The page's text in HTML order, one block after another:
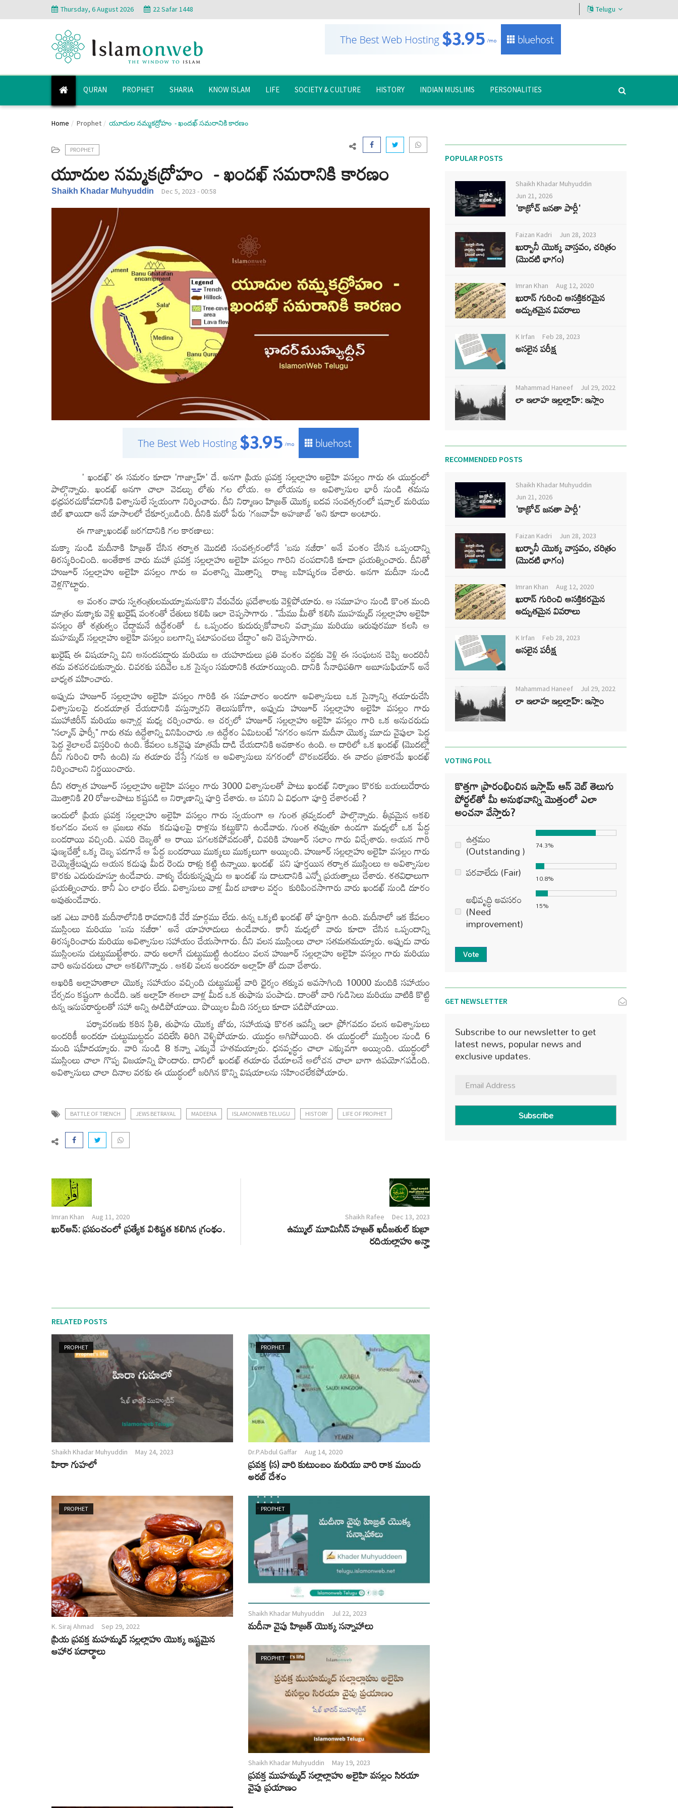
Thursday, 6 August 2026 22 Safar 1448 Telugu
QURAN PROPHET SHARIA KNOW ISLAM LIFE SOCIETY & CULTURE HISTORY INDIAN MUSLIMS PERSONALITIES
Home Prophet యూదుల నమ్మకద్రోహం - ఖందఖ్ సమరానికి కారణం
PROPHET
యూదుల నమ్మకద్రోహం - ఖందఖ్ సమరానికి కారణం
Shaikh Khadar Muhyuddin Dec 5, 2023 - 00:58
' ఖందఖ్' ఈ సమరం కూడా 'గాజ్వాహ్' దే. అనగా ప్రియ ప్రవక్త సల్లల్లాహు అలైహి వసల్లం గారు ఈ యుద్ధంలో
పాల్గొన్నారు. ఖందఖ్ అనగా చాలా వెడల్పు లోతు గల లోయ. ఆ లోయను ఆ అవిశ్వాసుల భారీ నుండి తమను
భధ్రపరచుకోవడానికి విశ్వాసులే స్వయంగా నిర్మించారు. దీని నిర్మాణం హిజ్రత్ యొక్క ఐదవ సంవత్సరంలో షవ్వాల్ మరియు
జిల్ ఖాయిదా అనే మాసాలలో చేకూర్చబడింది. దీనికి మరో పేరు 'గజవాహే అహజాబ్ 'అని కూడా అంటారు.
ఈ గాజ్వాఖందఖ్ జరగడానికి గల కారణాలు:
మక్కా నుండి మదీనాకి హిజ్రత్ చేసిన తర్వాత మొదటి సంవత్సరంలోనే 'బను నజీరా' అనే వంశం చేసిన ఒప్పందాన్ని
తిరస్కరించింది. అంతేకాక వారు మహా ప్రవక్త సల్లల్లాహు అలైహి వసల్లం గారిని చంపడానికి కూడా ప్రయత్నించారు. దీనితో
హుజూర్ సల్లల్లాహు అలైహి వసల్లం గారు ఆ వంశాన్ని మొత్తాన్ని రాజ్య బహిష్కరణ చేశారు. అనగా మదీనా నుండి
వెళ్లగొట్టారు.
ఆ వంశం వారు స్వతంత్రులమయ్యామనుకొని వేరువేరు ప్రదేశాలకు వెళ్లిపోయారు. ఆ సమూహం నుండి కొంత మంది
మాత్రం మక్కాకు వెళ్లి ఖురైష్ వంశంతో చేతులు కలిపి ఇలా చెప్పసాగారు . "మేము మీతో కలిసి ముహమ్మద్ సల్లల్లాహు అలైహి
వసల్లం తో శత్రుత్వం చేద్దామనే ఉద్దేశంతో ఓ ఒప్పందం కుదుర్చుకోవాలని వచ్చాము మరియు ఇరువురమూ కలసి ఆ
మహమ్మద్ సల్లల్లాహు అలైహి వసల్లం బలగాన్ని పటాపంచలు చేద్దాం" అని చెప్పసాగారు.
ఖురైష్ ఈ విషయాన్ని విని ఆనందపడ్డారు మరియు ఆ యహూదులు ప్రతి వంశం వద్దకు వెళ్లి ఈ సంఘటన చెప్పి అందరినీ
తమ వశపరచుకున్నారు. చివరకు పదివేల ఒక సైన్యం సమరానికి తయారయ్యింది. దానికి సేనాధిపతిగా అబూసుఫియాన్ అనే
బాధ్యత వహించారు.
అప్పుడు హుజూర్ సల్లల్లాహు అలైహి వసల్లం గారికి ఈ సమాచారం అందగా అవిశ్వాసులు ఒక సైన్యాన్ని తయారుచేసి
విశ్వాసులపై దండయాత్ర చేయడానికి వస్తున్నారని తెలుసుకోగా, అప్పుడు హుజూర్ సల్లల్లాహు అలైహి వసల్లం గారు
ముహాజిరీన్ మరియు అన్సార్ల మధ్య చర్చించారు. ఆ చర్చలో హుజూర్ సల్లల్లాహు అలైహి వసల్లం గారి ఒక అనుచరుడు
"సల్మాన్ ఫార్సీ" గారు తమ ఉద్దేశాన్ని వినిపించారు .ఆ ఉద్దేశం ఏమిటంటే "నగరం అనగా మదీనా యొక్క మూడు వైపులా పెద్ద
పెద్ద శైలాలచే విస్తరించి ఉంది. కేవలం ఒకవైపు మాత్రమే దాడి చేయడానికి అవకాశం ఉంది. ఆ దారిలో ఒక ఖందఖ్ (మొదట్లో
దీని గురించి రాసి ఉంది) ను తయారు చేస్తే గనుక ఆ అవిశ్వాసులు నగరంలో చొరబడలేరు. ఈ వాదం ప్రకారమే ఖందఖ్
నిర్మించాలని నిర్ణయించారు.
దీని తర్వాత హుజూర్ సల్లల్లాహు అలైహి వసల్లం గారు 3000 విశ్వాసులతో పాటు ఖందఖ్ నిర్మాణం కొరకు బయలుదేరారు
మొత్తానికి 20 రోజులపాటు కష్టపడి ఆ నిర్మాణాన్ని పూర్తి చేశారు. ఆ పనిని ఏ విధంగా పూర్తి చేశారంటే ?
ఇందులో ప్రియ ప్రవక్త సల్లల్లాహు అలైహి వసల్లం గారు స్వయంగా ఆ గుంత త్రవ్వడంలో పాల్గొన్నారు. తీవ్రమైన ఆకలి
కలగడం వలన ఆ ప్రజలు తమ కడుపులపై రాళ్లను కట్టుకొని ఉండేవారు. గుంత తవ్వుతూ ఉండగా మధ్యలో ఒక పేద్ద
బండరాయి వచ్చింది. ఎవరి దెబ్బతో ఆ రాయి పగలకపోవడంతో, చివరికి హుజూర్ సలాం గారు విచ్చేశారు. ఆయన గారి
పుణ్యచేత్తో ఒక్క దెబ్బ పడగానే ఆ పేద్ద బండరాయి ముక్కలు ముక్కలుగా అయ్యింది. హుజూర్ సల్లల్లాహు అలైహి వసల్లం గారు
చెయ్యెత్తేటప్పుడు ఆయన కడుపు మీద రెండు రాళ్లు కట్టి ఉన్నాయి. ఖందఖ్ పని పూర్తయిన తర్వాత ముస్లింలు ఆ అవిశ్వాసుల
కొరకు ఎదురుచూస్తూ ఉండేవారు. వాళ్ళు చేరుకున్నప్పుడు ఆ ఖందఖ్ ను దాటడానికి ఎన్నో ప్రయత్నాలు చేశారు. శతవిధాలుగా
ప్రయత్నించారు. కానీ ఏం లాభం లేదు. విశ్వాసులు వాళ్ల మీద బాణాల వర్షం కురిపించసాగారు వారు ఖందఖ్ నుండి దూరం
అవుతుండేవారు.
ఇక ఎటు వారికి మదీనాలోనికి రావడానికి వేరే మార్గము లేదు. ఉన్న ఒక్కటి ఖందఖ్ తో పూర్తిగా ఉంది. మదీనాలో ఇక కేవలం
ముస్లింలు మరియు 'బను నజీరా' అనే యాహూదులు ఉండేవారు. కానీ మధ్యలో వారు కూడా చేసిన ఒప్పందాన్ని
తిరస్కరించారు మరియు అవిశ్వాసుల సహాయం చేయసాగారు. దీని వలన ముస్లింలు చాలా సతమతమయ్యారు. అప్పుడు వారు
ముస్లింలను చుట్టుముట్టేశారు. వారు అలాగే చుట్టుముట్టి ఉండటం వలన హుజూర్ సల్లల్లాహు అలైహి వసల్లం గారు మరియు
వారి అనుచరులు చాలా ఆకలిగొన్నారు . ఆకలి వలన అందరూ అల్లాహ్ తో దువా చేశారు.
ఆఖరికి అల్లాహుతాలా యొక్క సహాయం వచ్చింది చుట్టుముట్టే వారి ధైర్యం తక్కువ అవసాగింది 10000 మందికి సహాయం
చేర్చడం కష్టంగా ఉండేది. ఇక అల్లాహ్ తఆలా వాళ్ల మీద ఒక తుఫాను పంపాడు. దాంతో వారి గుడిసెలు మరియు వాటికి కొట్టి
ఉన్న ఇనుపరార్డులతో సహా అన్ని ఊడిపోయాయి. పొయ్యిల మీది సర్వలు కూడా పడిపోయాయి.
పర్యావరణకు కఠిన స్థితి, తుఫాను యొక్క జోరు, సహాయపు కొరత ఇవన్నీ ఇలా ప్రోగవడం వలన అవిశ్వాసులు
అందరికీ అందరూ చుట్టుముట్టడం వదిలేసి తిరిగి వెళ్ళిపోయారు. యుద్ధం ఆగిపోయింది. ఈ యుద్ధంలో ముస్లింల నుండి 6
మంది షహీదయ్యారు. వారి నుండి 8 కన్నా ఎక్కువే హతమయ్యారు. ధనవృద్ధం చాలా ఎక్కువగా అయ్యింది. యుద్ధంలో
ముస్లింలు చాలా గొప్ప విజయాన్ని పొందారు. దానిలో ఖందఖ్ తయారు చేయాలనే ఆలోచన చాలా బాగా ఉపయోగపడింది.
అవిశ్వాసులు చాలా దినాల వరకు ఈ యుద్ధంలో జరిగిన కొన్ని విషయాలను సహించలేకపోయారు.
BATTLE OF TRENCH JEWS BETRAYAL MADEENA ISLAMONWEB TELUGU HISTORY LIFE OF PROPHET
Imran Khan Aug 11, 2020
ఖుర్ఆన్: ప్రపంచంలో ప్రత్యేక విశిష్టత కలిగిన గ్రంథం.
Shaikh Rafee Dec 13, 2023
ఉమ్ముల్ మూమినీన్ హజ్రత్ ఖదీజతుల్ కుబ్రా
రదియల్లాహు అన్హా
RELATED POSTS
PROPHET
Shaikh Khadar Muhyuddin May 24, 2023
హిరా గుహలో
PROPHET
Dr.P.Abdul Gaffar Aug 14, 2020
ప్రవక్త (స) వారి కుటుంబం మరియు వారి రాక ముందు
అరబ్ దేశం
PROPHET
K. Siraj Ahmad Sep 29, 2022
ప్రియ ప్రవక్త మహమ్మద్ సల్లల్లాహు యొక్క ఇష్టమైన
ఆహార పదార్థాలు
PROPHET
Shaikh Khadar Muhyuddin Jul 22, 2023
మదీనా వైపు హిజ్రత్ యొక్క సన్నాహాలు
PROPHET
Shaikh Khadar Muhyuddin May 19, 2023
ప్రవక్త ముహమ్మద్ సల్లాల్లాహు అలైహి వసల్లం సిరయా
వైపు ప్రయాణం
POPULAR POSTS
Shaikh Khadar Muhyuddin
Jun 21, 2026
'కాక్రోచ్ జనతా పార్టీ'
Faizan Kadri Jun 28, 2023
ఖుర్బానీ యొక్క వాస్తవం, చరిత్రం
(మొదటి భాగం)
Imran Khan Aug 12, 2020
ఖురాన్ గురించి ఆసక్తికరమైన
అద్భుతమైన వివరాలు
K Irfan Feb 28, 2023
అసలైన పరీక్ష
Mahammad Haneef Jul 29, 2022
లా ఇలాహ ఇల్లల్లాహ్: ఇస్లాం
RECOMMENDED POSTS
Shaikh Khadar Muhyuddin
Jun 21, 2026
'కాక్రోచ్ జనతా పార్టీ'
Faizan Kadri Jun 28, 2023
ఖుర్బానీ యొక్క వాస్తవం, చరిత్రం
(మొదటి భాగం)
Imran Khan Aug 12, 2020
ఖురాన్ గురించి ఆసక్తికరమైన
అద్భుతమైన వివరాలు
K Irfan Feb 28, 2023
అసలైన పరీక్ష
Mahammad Haneef Jul 29, 2022
లా ఇలాహ ఇల్లల్లాహ్: ఇస్లాం
VOTING POLL
కొత్తగా ప్రారంభించిన ఇస్లామ్ ఆన్ వెబ్ తెలుగు
పోర్టల్‌తో మీ అనుభవాన్ని మొత్తంలో ఎలా
అంచనా వేస్తారు?
ఉత్తమం
(Outstanding ) 74.3%
పరవాలేదు (Fair) 10.8%
అభివృద్ధి అవసరం
(Need
improvement)
15%
Vote
GET NEWSLETTER
Subscribe to our newsletter to get
latest news, popular news and
exclusive updates.
Subscribe